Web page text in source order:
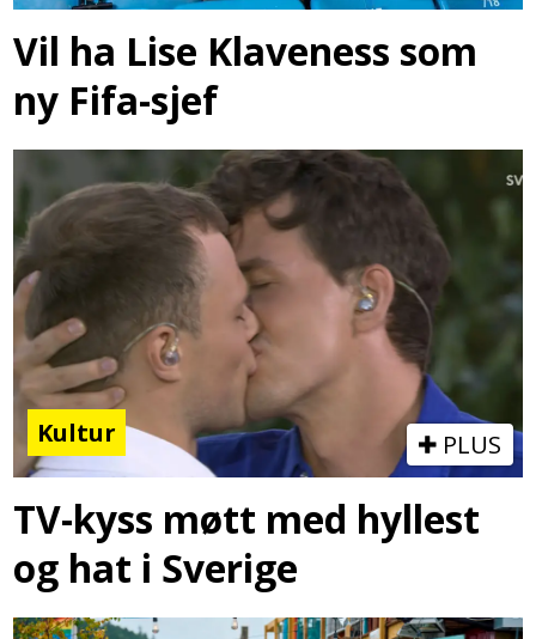
Vil ha Lise Klaveness som
ny Fifa-sjef
Kultur PLUS
TV-kyss møtt med hyllest
og hat i Sverige